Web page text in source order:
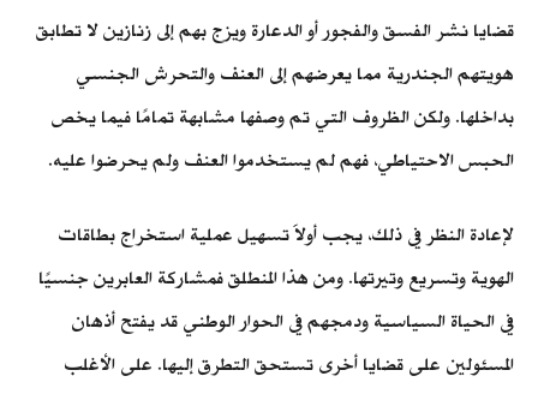
قضايا نشر الفسق والفجور أو الدعارة ويزج بهم إلى زنازين لا تطابق
هويتهم الجندرية مما يعرضهم إلى العنف والتحرش الجنسي
بداخلها. ولكن الظروف التي تم وصفها مشابهة تمامًا فيما يخص
الحبس الاحتياطي، فهم لم يستخدموا العنف ولم يحرضوا عليه.
لإعادة النظر في ذلك، يجب أولاََ تسهيل عملية استخراج بطاقات
الهوية وتسريع وتيرتها. ومن هذا المنطلق فمشاركة العابرين جنسيًا
في الحياة السياسية ودمجهم في الحوار الوطني قد يفتح أذهان
المسئولين على قضايا أخرى تستحق التطرق إليها. على الأغلب